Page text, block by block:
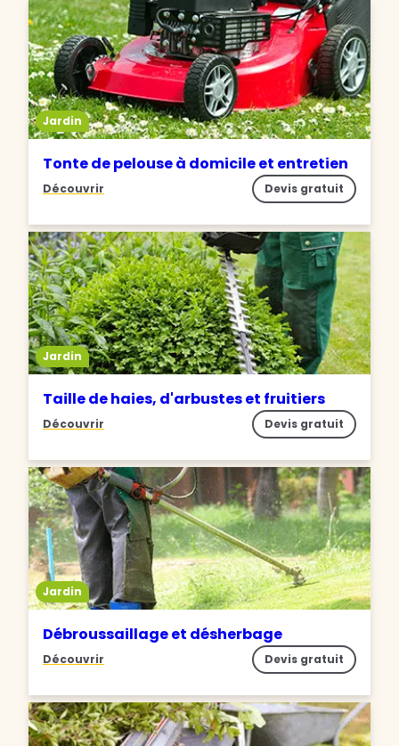
Jardin
Tonte de pelouse à domicile et entretien
Découvrir Devis gratuit
Jardin
Taille de haies, d'arbustes et fruitiers
Découvrir Devis gratuit
Jardin
Débroussaillage et désherbage
Découvrir Devis gratuit